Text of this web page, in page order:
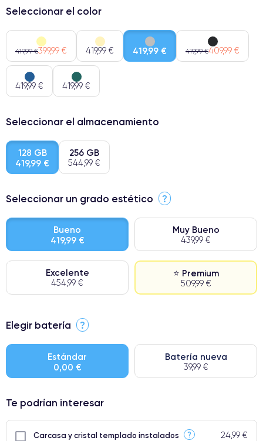
Seleccionar el color
419,99 €399,99 € 419,99 € 419,99 € 419,99 €409,99 €
419,99 € 419,99 €
Seleccionar el almacenamiento
128 GB
419,99 €
256 GB
544,99 €
Seleccionar un grado estético ?
Bueno
419,99 €
Muy Bueno
439,99 €
Excelente
454,99 €
⭐ Premium
509,99 €
⭐ Premium
● Batería: uso intensivo.
● Solo el 5% de nuestros teléfonos tienen una categoría Premium.
Elegir batería ?
Estándar
0,00 €
Batería nueva
39,99 €
Te podrían interesar
Carcasa y cristal templado instalados ? 24,99 €